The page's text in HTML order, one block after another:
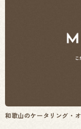
和歌山のケータリング・